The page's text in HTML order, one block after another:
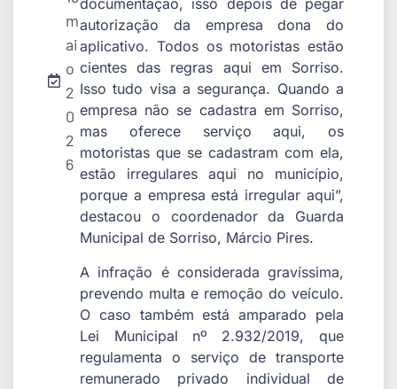
m
ai
o
2
0
2
6
documentação, isso depois de pegar
autorização da empresa dona do
aplicativo. Todos os motoristas estão
cientes das regras aqui em Sorriso.
Isso tudo visa a segurança. Quando a
empresa não se cadastra em Sorriso,
mas oferece serviço aqui, os
motoristas que se cadastram com ela,
estão irregulares aqui no município,
porque a empresa está irregular aqui”,
destacou o coordenador da Guarda
Municipal de Sorriso, Márcio Pires.
A infração é considerada gravíssima,
prevendo multa e remoção do veículo.
O caso também está amparado pela
Lei Municipal nº 2.932/2019, que
regulamenta o serviço de transporte
remunerado privado individual de